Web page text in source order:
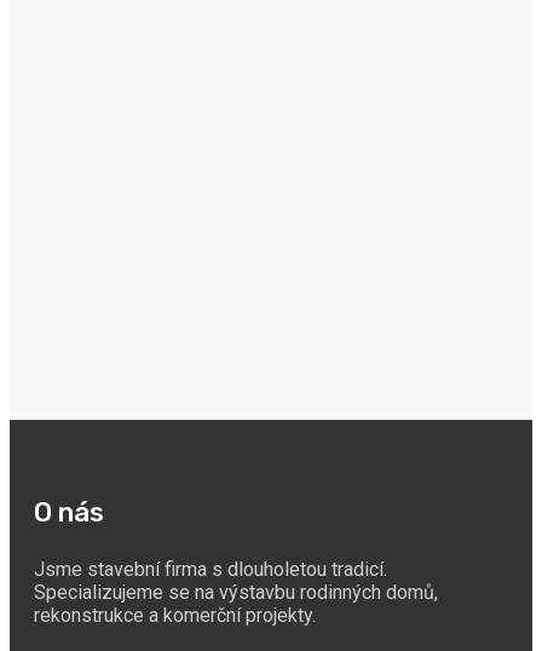
O nás
Jsme stavební firma s dlouholetou tradicí.
Specializujeme se na výstavbu rodinných domů,
rekonstrukce a komerční projekty.